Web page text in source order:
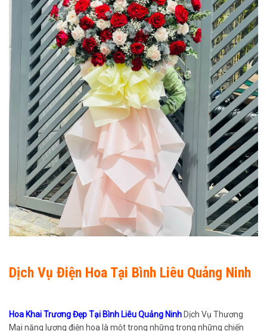
Dịch Vụ Điện Hoa Tại Bình Liêu Quảng Ninh
Hoa Khai Trương Đẹp Tại Bình Liêu Quảng Ninh Dịch Vụ Thương
Mại năng lượng điện hoa là một trong những trong những chiến